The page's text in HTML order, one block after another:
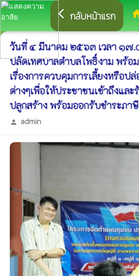
arrow_back_ios กลับหน้าแรก
วันที่ ๔ มีนาคม ๒๕๖๓ เวลา ๑๗.
ปลัดเทศบาลตำบลโพธิ์งาม พร้อ
เรื่องการควบคุมการเลี้ยงหรือป
ต่างๆเพื่อให้ประชาชนเข้าถึงแล
ปลูกสร้าง พร้อมออกรับชำระภา
person admin